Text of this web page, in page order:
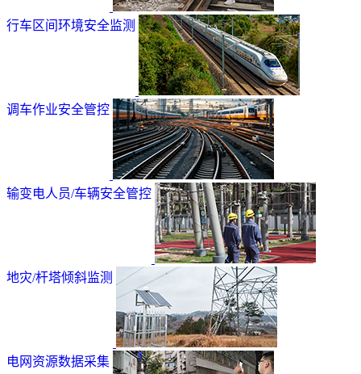
行车区间环境安全监测
调车作业安全管控
输变电人员/车辆安全管控
地灾/杆塔倾斜监测
电网资源数据采集